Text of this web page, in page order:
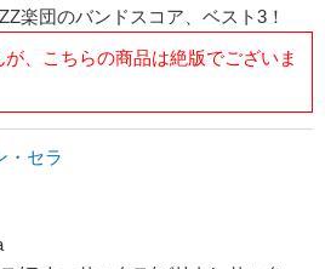
楽団のバンドスコア、ベスト3！
、こちらの商品は絶版でございま
・セラ